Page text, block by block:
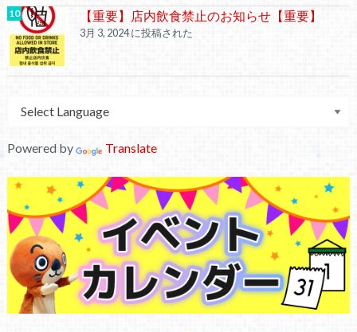
【重要】店内飲食禁止のお知らせ【重要】
3月 3, 2024 に投稿された
Powered by Translate